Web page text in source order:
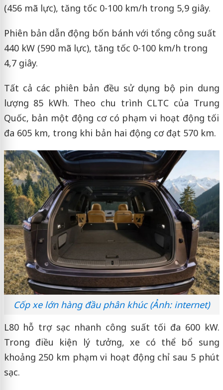
(456 mã lực), tăng tốc 0-100 km/h trong 5,9 giây.
Phiên bản dẫn động bốn bánh với tổng công suất
440 kW (590 mã lực), tăng tốc 0-100 km/h trong
4,7 giây.
Tất cả các phiên bản đều sử dụng bộ pin dung
lượng 85 kWh. Theo chu trình CLTC của Trung
Quốc, bản một động cơ có phạm vi hoạt động tối
đa 605 km, trong khi bản hai động cơ đạt 570 km.
Cốp xe lớn hàng đầu phân khúc (Ảnh: internet)
L80 hỗ trợ sạc nhanh công suất tối đa 600 kW.
Trong điều kiện lý tưởng, xe có thể bổ sung
khoảng 250 km phạm vi hoạt động chỉ sau 5 phút
sạc.